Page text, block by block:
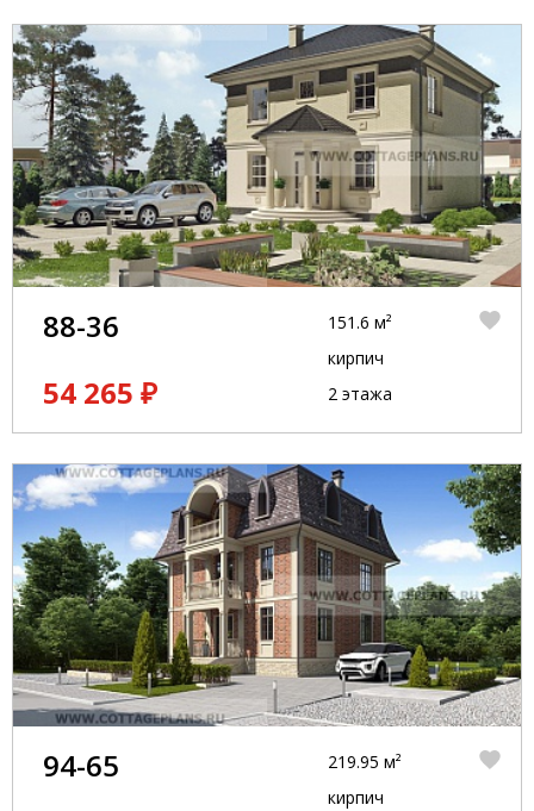
88-36
54 265 ₽
151.6 м²
кирпич
2 этажа
94-65
219.95 м²
кирпич